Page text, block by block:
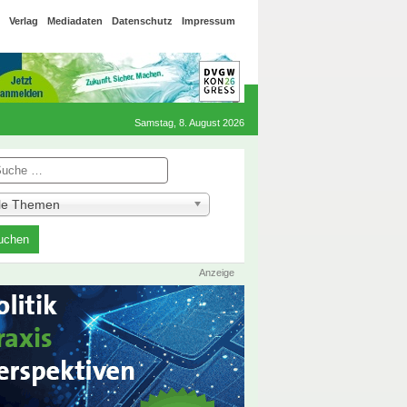
Verlag Mediadaten Datenschutz Impressum
Samstag, 8. August 2026
Themen
Anzeige